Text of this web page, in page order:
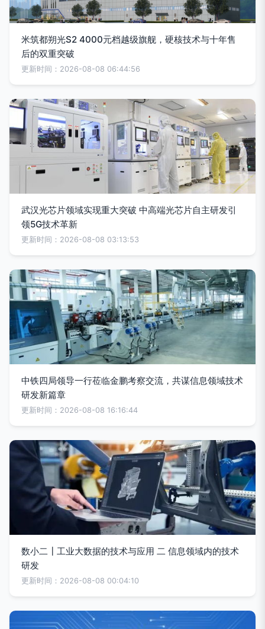
米筑都朔光S2 4000元档越级旗舰，硬核技术与十年售
后的双重突破
更新时间：2026-08-08 06:44:56
武汉光芯片领域实现重大突破 中高端光芯片自主研发引
领5G技术革新
更新时间：2026-08-08 03:13:53
中铁四局领导一行莅临金鹏考察交流，共谋信息领域技术
研发新篇章
更新时间：2026-08-08 16:16:44
数小二┃工业大数据的技术与应用 二 信息领域内的技术
研发
更新时间：2026-08-08 00:04:10